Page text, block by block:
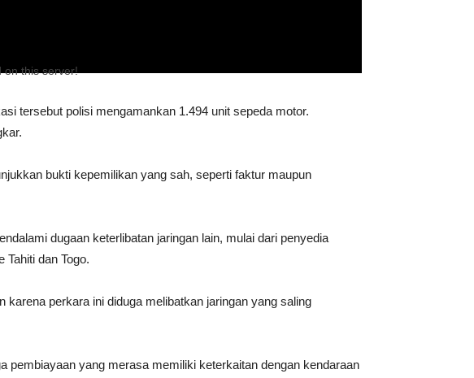
tersebut polisi mengamankan 1.494 unit sepeda motor.
bukti kepemilikan yang sah, seperti faktur maupun
dugaan keterlibatan jaringan lain, mulai dari penyedia
dan Togo.
perkara ini diduga melibatkan jaringan yang saling
pembiayaan yang merasa memiliki keterkaitan dengan kendaraan
on this server!